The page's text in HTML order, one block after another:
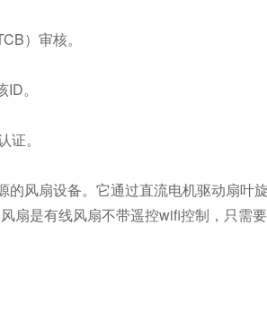
）审核。
。
。
风扇设备。它通过直流电机驱动扇叶
扇是有线风扇不带遥控wifi控制，只需